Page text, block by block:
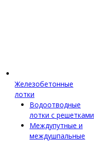
Железобетонные
лотки
Водоотводные
лотки с решетками
Междупутные и
междушпальные